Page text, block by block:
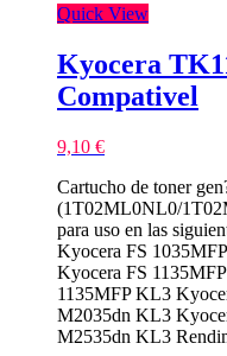
Quick View
Kyocera
Compativel
9,10 €
Cartucho de toner
(1T02ML0NL0/
para uso en las
Kyocera FS
Kyocera FS
1135MFP KL3
M2035dn KL3
M2535dn KL3